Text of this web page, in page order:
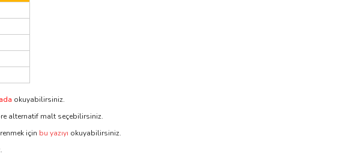
okuyabilirsiniz.
alternatif malt seçebilirsiniz.
için bu yazıyı okuyabilirsiniz.